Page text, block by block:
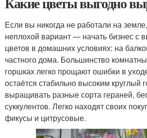
Если вы никогда не работали на
неплохой вариант — начать бизнес с
цветов в домашних условиях: на
частного дома. Большинство
горшках легко прощают ошибки в
остаётся стабильно высоким круглый
выращивать разные сорта гераней,
суккулентов. Легко находят своих
фикусы и цитрусовые.